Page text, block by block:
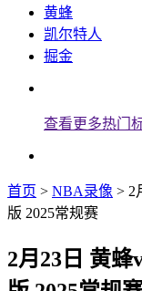
黄蜂
凯尔特人
掘金
查看更多热门
首页 > NBA录像 > 2
版 2025常规赛
2月23日 黄